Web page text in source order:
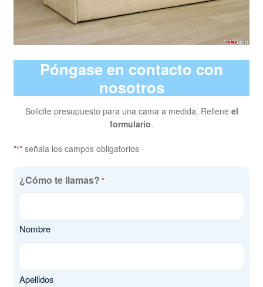
Póngase en contacto con
nosotros
Solicite presupuesto para una cama a medida. Rellene el
formulario.
"*" señala los campos obligatorios
¿Cómo te llamas? *
Nombre
Apellidos